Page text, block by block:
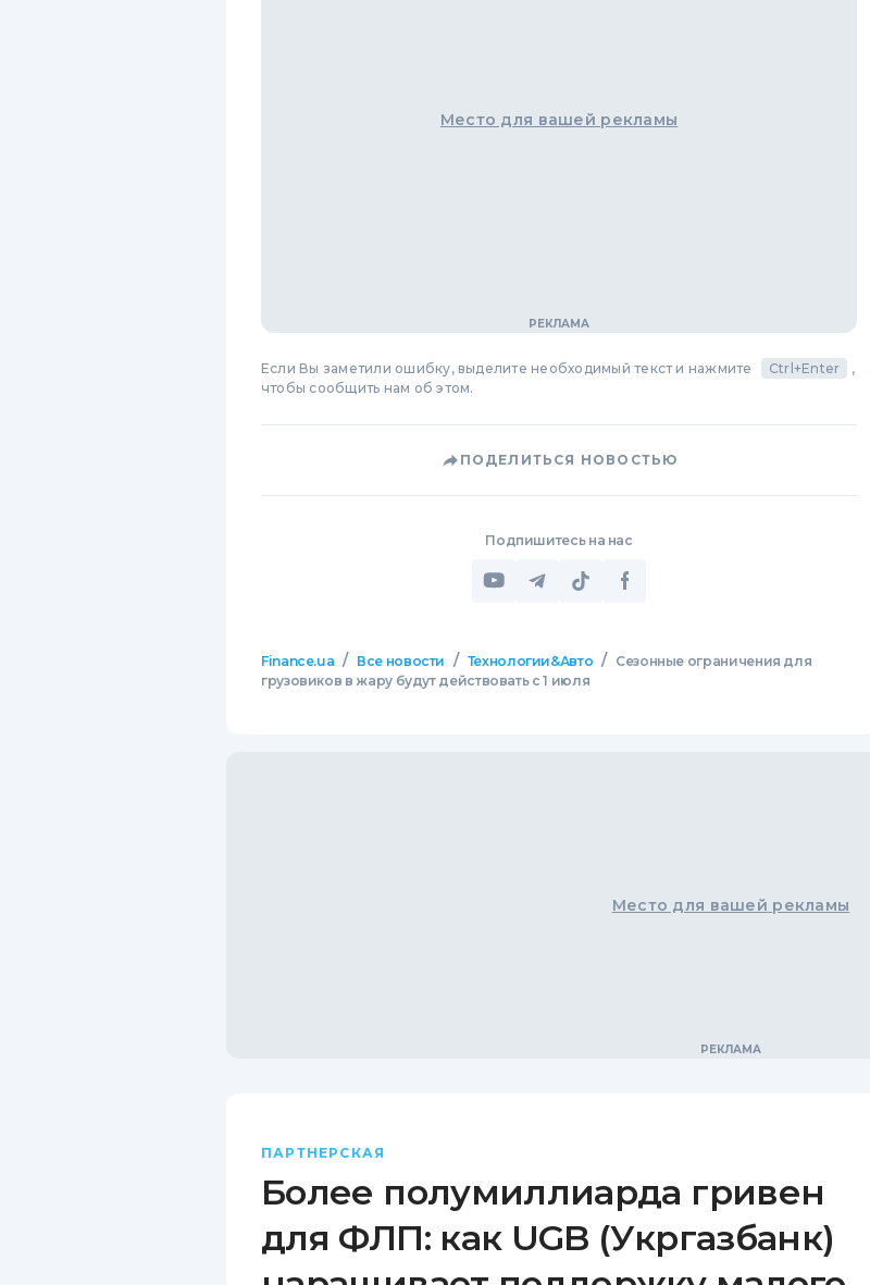
Место для вашей рекламы
Если Вы заметили ошибку, выделите необходимый текст и нажмите Ctrl+Enter
,
чтобы сообщить нам об этом.
ПОДЕЛИТЬСЯ НОВОСТЬЮ
Подпишитесь на нас
Finance.ua / Все новости / Технологии&Авто /
Сезонные ограничения для
грузовиков в жару будут действовать с 1 июля
Место для вашей рекламы
ПАРТНЕРСКАЯ
Более полумиллиарда гривен
для ФЛП: как UGB (Укргазбанк)